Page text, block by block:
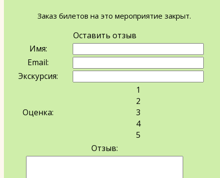
Заказ билетов на это мероприятие закрыт.
Оставить отзыв
Имя:
Email:
Экскурсия:
Оценка:
1
2
3
4
5
Отзыв: